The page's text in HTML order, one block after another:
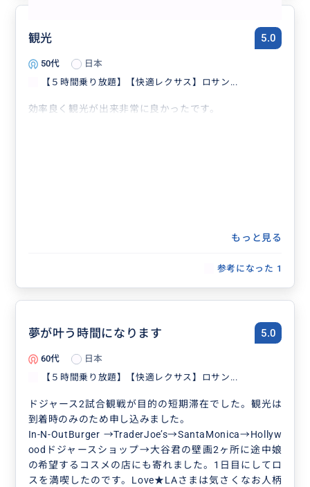
観光 5.0
50代
日本
【５時間乗り放題】【快適レクサス】ロサン...
効率良く観光が出来非常に良かったです。
もっと見る
参考になった 1
夢が叶う時間になります 5.0
60代
日本
【５時間乗り放題】【快適レクサス】ロサン...
ドジャース2試合観戦が目的の短期滞在でした。観光は
到着時のみのため申し込みました。
In-N-OutBurger →TraderJoe’s→SantaMonica→Hollyw
oodドジャースショップ→大谷君の壁画2ヶ所に途中娘
の希望するコスメの店にも寄れました。1日目にしてロ
スを満喫したのです。Love★LAさまは気さくなお人柄